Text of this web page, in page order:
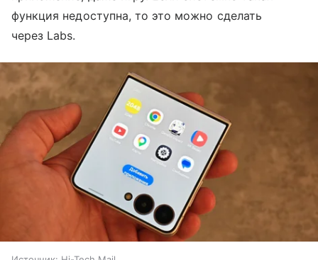
функция недоступна, то это можно сделать
через Labs.